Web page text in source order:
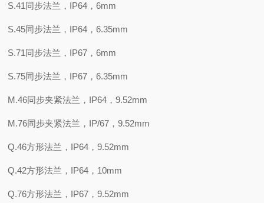
S.41同步法兰，IP64，6mm
S.45同步法兰，IP64，6.35mm
S.71同步法兰，IP67，6mm
S.75同步法兰，IP67，6.35mm
M.46同步夹紧法兰，IP64，9.52mm
M.76同步夹紧法兰，IP/67，9.52mm
Q.46方形法兰，IP64，9.52mm
Q.42方形法兰，IP64，10mm
Q.76方形法兰，IP67，9.52mm